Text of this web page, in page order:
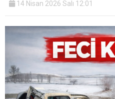
14 Nisan 2026 Salı 12:01